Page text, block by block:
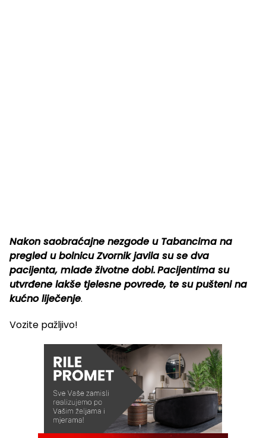
Nakon saobraćajne nezgode u Tabancima na
pregled u bolnicu Zvornik javila su se dva
pacijenta, mlađe životne dobi.Pacijentima su
utvrđene lakše tjelesne povrede, te su pušteni na
kućno liječenje.
Vozite pažljivo!